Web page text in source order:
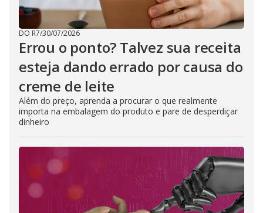
DO R7/30/07/2026
Errou o ponto? Talvez sua receita
esteja dando errado por causa do
creme de leite
Além do preço, aprenda a procurar o que realmente
importa na embalagem do produto e pare de desperdiçar
dinheiro